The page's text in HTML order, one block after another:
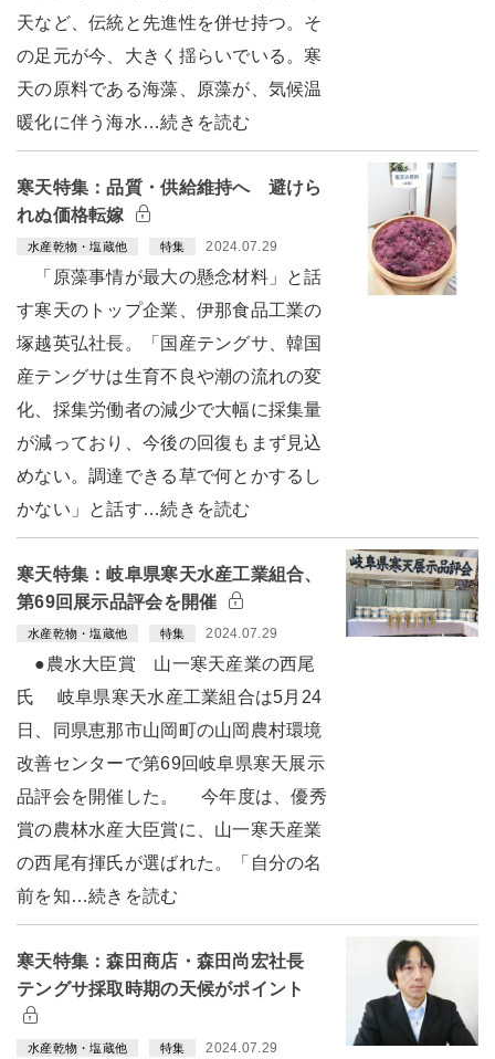
天など、伝統と先進性を併せ持つ。そ
の足元が今、大きく揺らいでいる。寒
天の原料である海藻、原藻が、気候温
暖化に伴う海水…続きを読む
寒天特集：品質・供給維持へ 避けら
れぬ価格転嫁
水産乾物・塩蔵他 特集 2024.07.29
「原藻事情が最大の懸念材料」と話
す寒天のトップ企業、伊那食品工業の
塚越英弘社長。「国産テングサ、韓国
産テングサは生育不良や潮の流れの変
化、採集労働者の減少で大幅に採集量
が減っており、今後の回復もまず見込
めない。調達できる草で何とかするし
かない」と話す…続きを読む
寒天特集：岐阜県寒天水産工業組合、
第69回展示品評会を開催
水産乾物・塩蔵他 特集 2024.07.29
●農水大臣賞 山一寒天産業の西尾
氏 岐阜県寒天水産工業組合は5月24
日、同県恵那市山岡町の山岡農村環境
改善センターで第69回岐阜県寒天展示
品評会を開催した。 今年度は、優秀
賞の農林水産大臣賞に、山一寒天産業
の西尾有揮氏が選ばれた。「自分の名
前を知…続きを読む
寒天特集：森田商店・森田尚宏社長
テングサ採取時期の天候がポイント
水産乾物・塩蔵他 特集 2024.07.29